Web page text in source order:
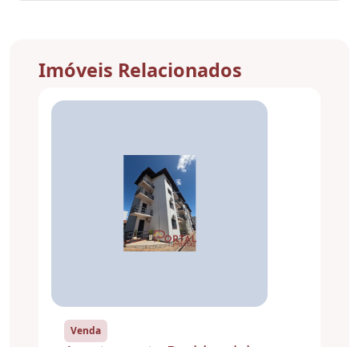
Imóveis Relacionados
Venda